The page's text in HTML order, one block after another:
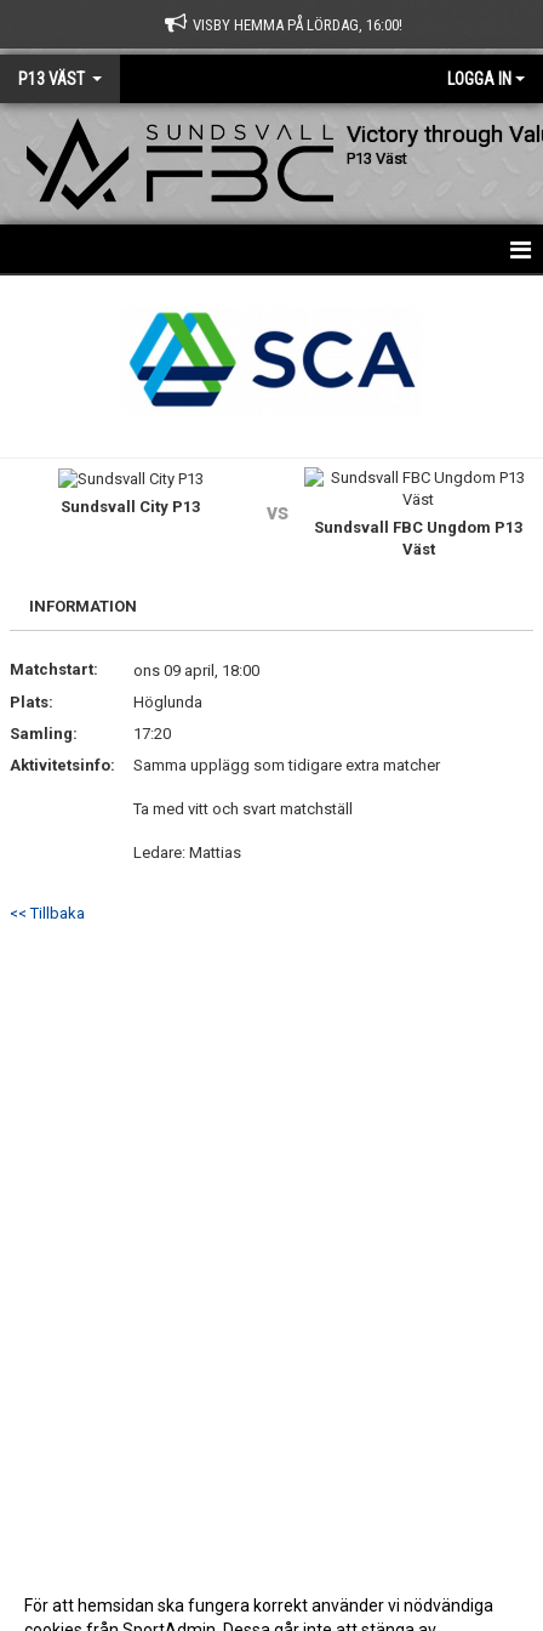
VISBY HEMMA PÅ LÖRDAG, 16:00!
P13 VÄST LOGGA IN
Victory through
P13 Väst
TRUPPEN
BILDGALLERI
KONTAKT
Sundsvall City P13 vs
Sundsvall FBC Ungdom P13
Väst
INFORMATION
Matchstart:
ons 09 april, 18:00
Plats:
Höglunda
Samling:
17:20
Aktivitetsinfo:
Samma upplägg som tidigare extra matcher
Ta med vitt och svart matchställ
Ledare: Mattias
<< Tillbaka
För att hemsidan ska fungera korrekt använder vi nödvändiga